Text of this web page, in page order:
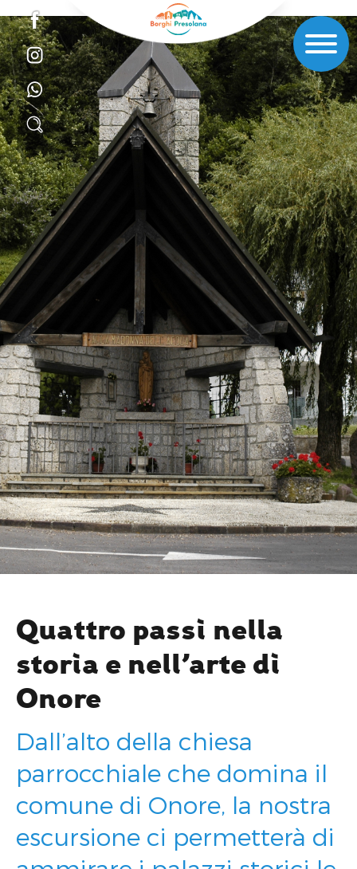
Quattro passi nella
storia e nell’arte di
Onore
Dall’alto della chiesa
parrocchiale che domina il
comune di Onore, la nostra
escursione ci permetterà di